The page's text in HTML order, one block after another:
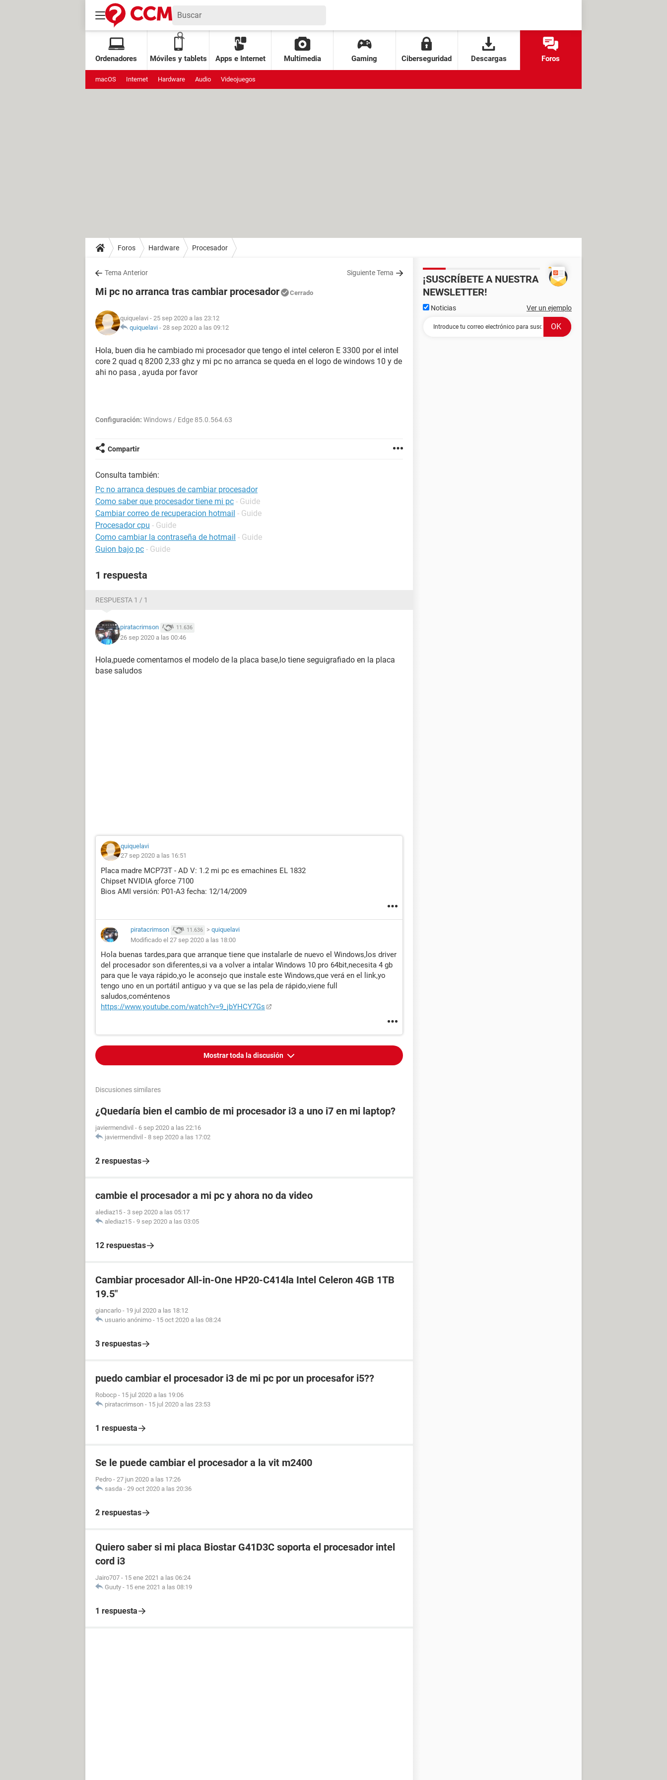
Ordenadores Móviles y tablets Apps e Internet Multimedia Gaming Ciberseguridad Descargas Foros
macOS Internet Hardware Audio Videojuegos
Foros Hardware Procesador
Tema Anterior Siguiente Tema
Mi pc no arranca tras cambiar procesador Cerrado
quiquelavi - 25 sep 2020 a las 23:12
quiquelavi - 28 sep 2020 a las 09:12
Hola, buen dia he cambiado mi procesador que tengo el intel celeron E 3300 por el intel
core 2 quad q 8200 2,33 ghz y mi pc no arranca se queda en el logo de windows 10 y de
ahi no pasa , ayuda por favor
Configuración: Windows / Edge 85.0.564.63
Compartir
Consulta también:
Pc no arranca despues de cambiar procesador
Como saber que procesador tiene mi pc - Guide
Cambiar correo de recuperacion hotmail - Guide
Procesador cpu - Guide
Como cambiar la contraseña de hotmail - Guide
Guion bajo pc - Guide
1 respuesta
RESPUESTA 1 / 1
piratacrimson 11.636
26 sep 2020 a las 00:46
Hola,puede comentarnos el modelo de la placa base,lo tiene seguigrafiado en la placa
base saludos
quiquelavi
27 sep 2020 a las 16:51
Placa madre MCP73T - AD V: 1.2 mi pc es emachines EL 1832
Chipset NVIDIA gforce 7100
Bios AMI versión: P01-A3 fecha: 12/14/2009
piratacrimson 11.636 > quiquelavi
Modificado el 27 sep 2020 a las 18:00
Hola buenas tardes,para que arranque tiene que instalarle de nuevo el Windows,los driver
del procesador son diferentes,si va a volver a intalar Windows 10 pro 64bit,necesita 4 gb
para que le vaya rápido,yo le aconsejo que instale este Windows,que verá en el link,yo
tengo uno en un portátil antiguo y va que se las pela de rápido,viene full
saludos,coméntenos
https://www.youtube.com/watch?v=9_jbYHCY7Gs
Mostrar toda la discusión
Discusiones similares
¿Quedaría bien el cambio de mi procesador i3 a uno i7 en mi laptop?
javiermendivil - 6 sep 2020 a las 22:16
javiermendivil - 8 sep 2020 a las 17:02
2 respuestas
cambie el procesador a mi pc y ahora no da video
alediaz15 - 3 sep 2020 a las 05:17
alediaz15 - 9 sep 2020 a las 03:05
12 respuestas
Cambiar procesador All-in-One HP20-C414la Intel Celeron 4GB 1TB
19.5"
giancarlo - 19 jul 2020 a las 18:12
usuario anónimo - 15 oct 2020 a las 08:24
3 respuestas
puedo cambiar el procesador i3 de mi pc por un procesafor i5??
Robocp - 15 jul 2020 a las 19:06
piratacrimson - 15 jul 2020 a las 23:53
1 respuesta
Se le puede cambiar el procesador a la vit m2400
Pedro - 27 jun 2020 a las 17:26
sasda - 29 oct 2020 a las 20:36
2 respuestas
Quiero saber si mi placa Biostar G41D3C soporta el procesador intel
cord i3
Jairo707 - 15 ene 2021 a las 06:24
Guuty - 15 ene 2021 a las 08:19
1 respuesta
¡SUSCRÍBETE A NUESTRA
NEWSLETTER!
Noticias Ver un ejemplo